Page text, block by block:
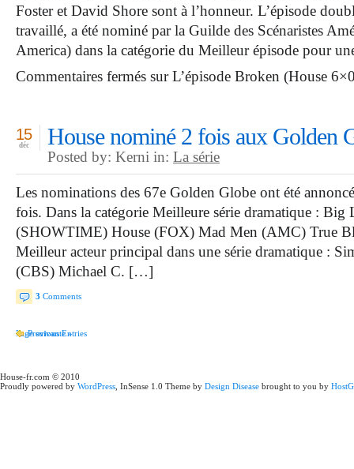
Foster et David Shore sont à l’honneur. L’épisode
travaillé, a été nominé par la Guilde des Scénaristes
America) dans la catégorie du Meilleur épisode pour
Commentaires fermés sur L’épisode Broken (House
House nominé 2 fois aux Golden
15
déc
Posted by: Kerni in: La série
Les nominations des 67e Golden Globe ont été
fois. Dans la catégorie Meilleure série dramatique :
(SHOWTIME) House (FOX) Mad Men (AMC) True
Meilleur acteur principal dans une série dramatique :
(CBS) Michael C. […]
3 Comments
Previous Entries
Page suivante »
House-fr.com © 2010
Proudly powered by WordPress , InSense 1.0 Theme by Design Disease brought to you by